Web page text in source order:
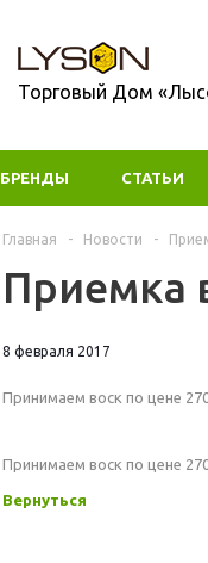
Торговый Дом
УЦЕНКА
БРЕНДЫ СТАТЬИ
Главная - Новости -
Приемка
8 февраля 2017
Принимаем воск по цене
Принимаем воск по цене
Вернуться